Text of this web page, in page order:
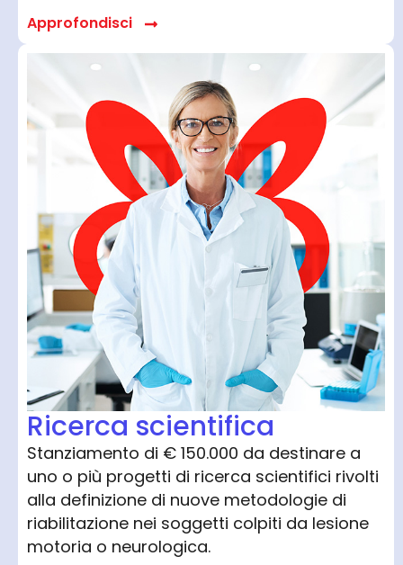
Approfondisci
Ricerca scientifica
Stanziamento di € 150.000 da destinare a
uno o più progetti di ricerca scientifici rivolti
alla definizione di nuove metodologie di
riabilitazione nei soggetti colpiti da lesione
motoria o neurologica.